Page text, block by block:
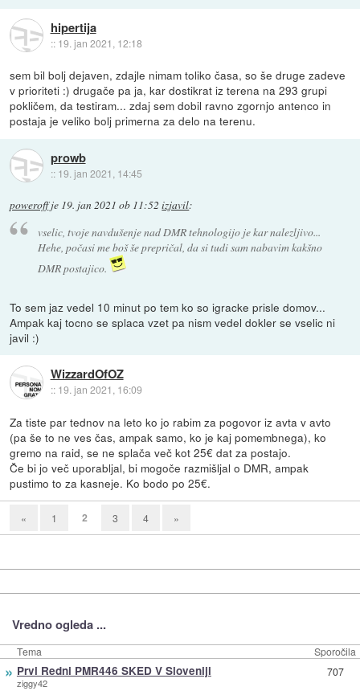
hipertija
:: 19. jan 2021, 12:18
sem bil bolj dejaven, zdajle nimam toliko časa, so še druge zadeve
v prioriteti :) drugače pa ja, kar dostikrat iz terena na 293 grupi
pokličem, da testiram... zdaj sem dobil ravno zgornjo antenco in
postaja je veliko bolj primerna za delo na terenu.
prowb
:: 19. jan 2021, 14:45
poweroffje 19. jan 2021 ob 11:52 izjavil:
vselic, tvoje navdušenje nad DMR tehnologijo je kar nalezljivo...
Hehe, počasi me boš še prepričal, da si tudi sam nabavim kakšno
DMR postajico.
To sem jaz vedel 10 minut po tem ko so igracke prisle domov...
Ampak kaj tocno se splaca vzet pa nism vedel dokler se vselic ni
javil :)
WizzardOfOZ
:: 19. jan 2021, 16:09
Za tiste par tednov na leto ko jo rabim za pogovor iz avta v avto
(pa še to ne ves čas, ampak samo, ko je kaj pomembnega), ko
gremo na raid, se ne splača več kot 25€ dat za postajo.
Če bi jo več uporabljal, bi mogoče razmišljal o DMR, ampak
pustimo to za kasneje. Ko bodo po 25€.
« 1 2 3 4 »
Vredno ogleda ...
Tema Sporočila
» Prvi Redni PMR446 SKED V Sloveniji
ziggy42
707